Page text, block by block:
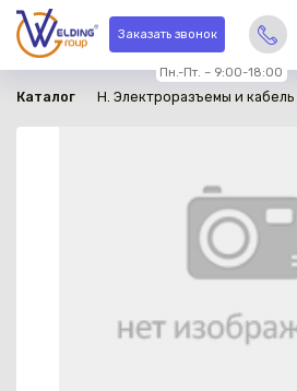
Заказать звонок
Пн.-Пт. – 9:00-18:00
Каталог H. Электроразъемы и
в наличии